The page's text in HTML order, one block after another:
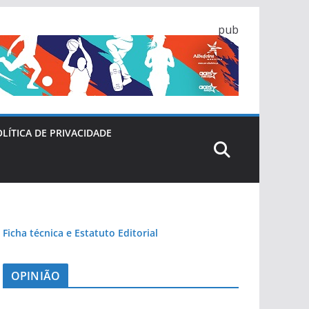
pub
DE PRIVACIDADE
Ficha técnica e Estatuto Editorial
OPINIÃO